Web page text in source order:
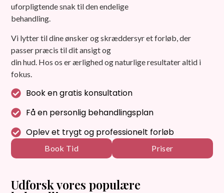
uforpligtende snak til den endelige
behandling.
Vi lytter til dine ønsker og skræddersyr et forløb, der
passer præcis til dit ansigt og
din hud. Hos os er ærlighed og naturlige resultater altid i
fokus.
Book en gratis konsultation
Få en personlig behandlingsplan
Oplev et trygt og professionelt forløb
Book Tid Priser
Udforsk vores populære